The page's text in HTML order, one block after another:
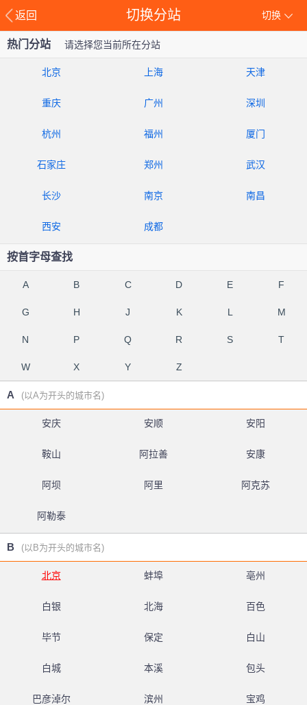
返回 切换
切换分站
热门分站 请选择您当前所在分站
北京 上海 天津
重庆 广州 深圳
杭州 福州 厦门
石家庄 郑州 武汉
长沙 南京 南昌
西安 成都
按首字母查找
A B C D E F
G H J K L M
N P Q R S T
W X Y Z
A (以A为开头的城市名)
安庆 安顺 安阳
鞍山 阿拉善 安康
阿坝 阿里 阿克苏
阿勒泰
B (以B为开头的城市名)
北京 蚌埠 亳州
白银 北海 百色
毕节 保定 白山
白城 本溪 包头
巴彦淖尔 滨州 宝鸡